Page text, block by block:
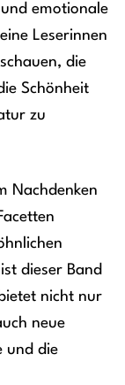
emotionale
Leserinnen
die
Schönheit
zu
Nachdenken
dieser Band
nicht nur
neue
und die